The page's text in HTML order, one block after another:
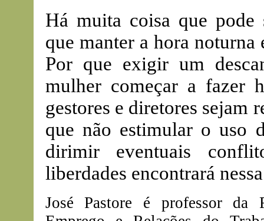
Há muita coisa que pode
que manter a hora
Por que exigir um
mulher começar a fazer
gestores e diretores sejam
que não estimular o uso
dirimir eventuais
liberdades encontrará
José Pastore é professor da